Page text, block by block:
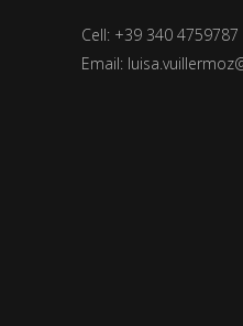
Cell: +39 340 4759787
Email: